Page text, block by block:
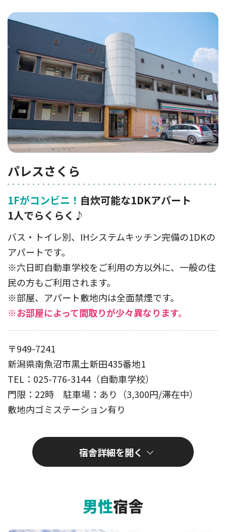
パレスさくら
1Fがコンビニ！ 自炊可能な1DKアパート
1人でらくらく♪
バス・トイレ別、IHシステムキッチン完備の1DKの
アパートです。
※六日町自動車学校をご利用の方以外に、一般の住
民の方もご利用されます。
※部屋、アパート敷地内は全面禁煙です。
※お部屋によって間取りが少々異なります。
〒949-7241
新潟県南魚沼市黒土新田435番地1
TEL：025-776-3144（自動車学校）
門限：22時 駐車場：あり（3,300円/滞在中）
敷地内ゴミステーション有り
宿舎詳細
男性宿舎